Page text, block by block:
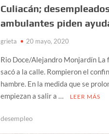
Culiacán;
ambulantes piden
grieta 20 mayo, 2020
Rio Doce/Alejandro Monjardín La
sacó a la calle. Rompieron el
hambre. En la medida que se
empiezan a salir a …
LEER MÁS
desempleo